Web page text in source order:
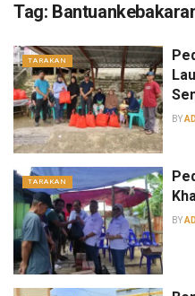
Tag:
TARAKAN
BY
TARAKAN
BY